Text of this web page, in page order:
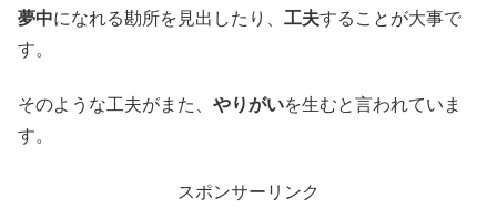
夢中になれる勘所を見出したり、 工夫することが大事で
す。
そのような工夫がまた、 やりがいを生むと言われていま
す。
スポンサーリンク